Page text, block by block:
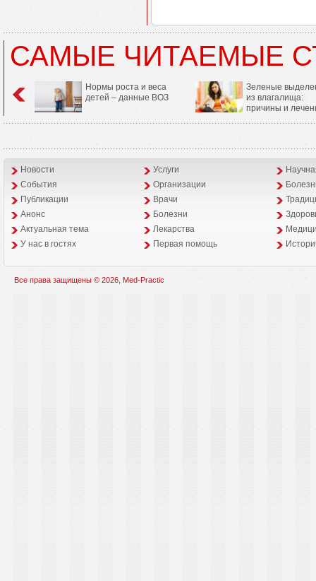
САМЫЕ ЧИТАЕМЫЕ
Нормы роста и веса
детей – данные ВОЗ
Зеленые
из влагалища:
причины и
Новости Услуги
События
Организации
Публикации
Врачи
Анонс
Болезни
Aктуальная тема
Лекарства
У нас в гостях
Первая помощь
Все права защищены © 2026, Med-Practic